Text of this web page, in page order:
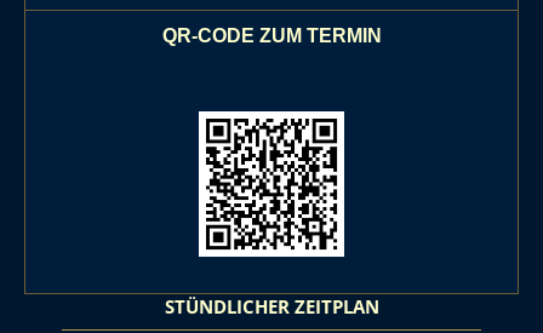
QR-CODE ZUM TERMIN
STÜNDLICHER ZEITPLAN